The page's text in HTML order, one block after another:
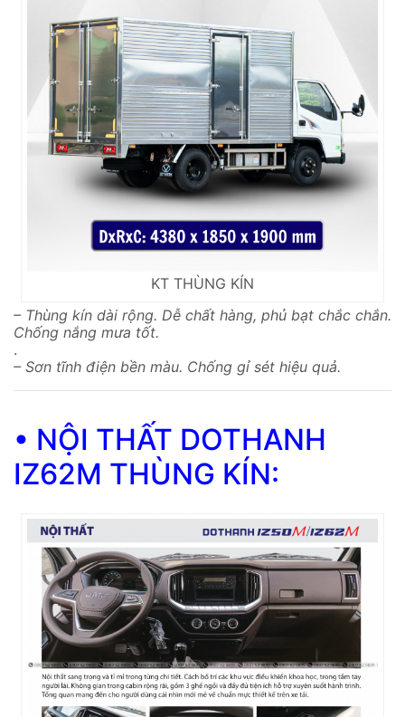
KT THÙNG KÍN
– Thùng kín dài rộng. Dễ chất hàng, phủ bạt chắc chắn.
Chống nắng mưa tốt.
.
– Sơn tĩnh điện bền màu. Chống gỉ sét hiệu quả.
• NỘI THẤT DOTHANH
IZ62M THÙNG KÍN: